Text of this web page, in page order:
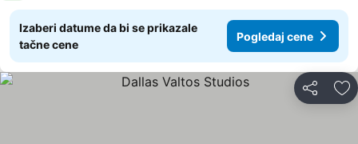
Izaberi datume da bi se prikazale
tačne cene
Pogledaj cene
Deli